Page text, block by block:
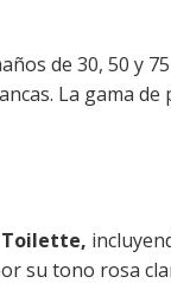
de 30, 50 y
La gama de
Toilette,
su tono rosa